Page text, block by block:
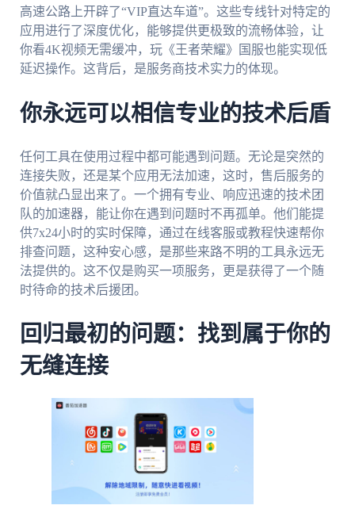
高速公路上开辟了“VIP直达车道”。这些专线针对特定的
应用进行了深度优化，能够提供更极致的流畅体验，让
你看4K视频无需缓冲，玩《王者荣耀》国服也能实现低
延迟操作。这背后，是服务商技术实力的体现。
你永远可以相信专业的技术后盾
任何工具在使用过程中都可能遇到问题。无论是突然的
连接失败，还是某个应用无法加速，这时，售后服务的
价值就凸显出来了。一个拥有专业、响应迅速的技术团
队的加速器，能让你在遇到问题时不再孤单。他们能提
供7x24小时的实时保障，通过在线客服或教程快速帮你
排查问题，这种安心感，是那些来路不明的工具永远无
法提供的。这不仅是购买一项服务，更是获得了一个随
时待命的技术后援团。
回归最初的问题：找到属于你的
无缝连接